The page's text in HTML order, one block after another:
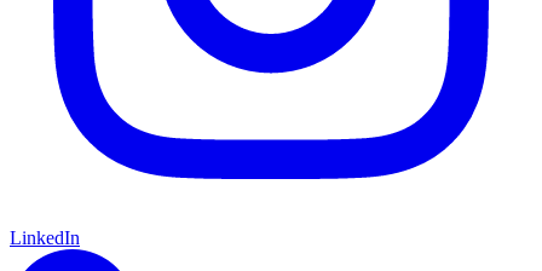
LinkedIn